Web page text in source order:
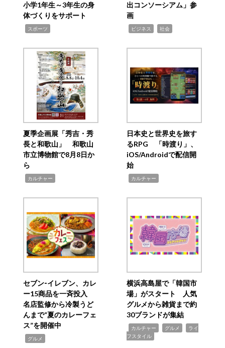
小学1年生～3年生の身
体づくりをサポート
スポーツ
出コンソーシアム」参
画
ビジネス 社会
夏季企画展「秀吉・秀
長と和歌山」 和歌山
市立博物館で8月8日か
ら
カルチャー
日本史と世界史を旅す
るRPG 「時渡り」、
iOS/Androidで配信開
始
カルチャー
セブン‐イレブン、カレ
ー15商品を一斉投入
名店監修から冷製うど
んまで“夏のカレーフェ
ス”を開催中
グルメ
横浜高島屋で「韓国市
場」がスタート 人気
グルメから雑貨まで約
30ブランドが集結
カルチャー グルメ
ライ
フスタイル